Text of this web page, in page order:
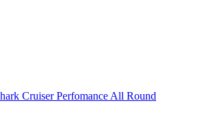
Cruiser Perfomance All Round